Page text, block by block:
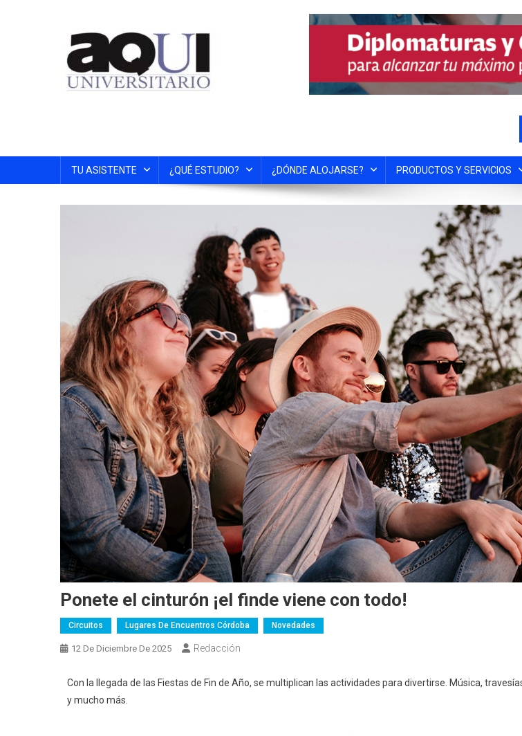
TU ASISTENTE ¿QUÉ ESTUDIO? ¿DÓNDE ALOJARSE? PRODUCTOS Y SERVICIOS
Ponete el cinturón ¡el finde viene con todo!
Circuitos Lugares De Encuentros Córdoba Novedades
12 De Diciembre De 2025 Redacción
Con la llegada de las Fiestas de Fin de Año, se multiplican las actividades para divertirse. Música,
y mucho más.